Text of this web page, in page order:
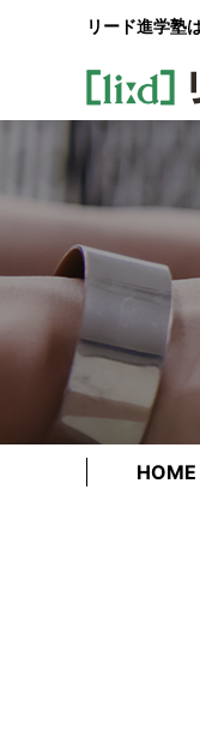
リード進学塾
HOME